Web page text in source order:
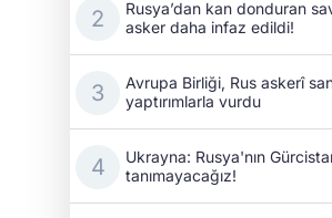
Rusya’dan kan donduran
asker daha infaz edildi!
Avrupa Birliği, Rus askerî
yaptırımlarla vurdu
Ukrayna: Rusya'nın
tanımayacağız!